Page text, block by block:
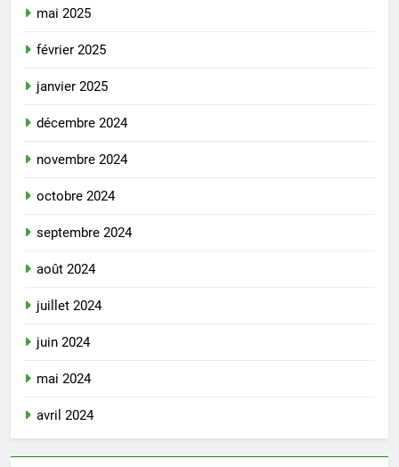
mai 2025
février 2025
janvier 2025
décembre 2024
novembre 2024
octobre 2024
septembre 2024
août 2024
juillet 2024
juin 2024
mai 2024
avril 2024